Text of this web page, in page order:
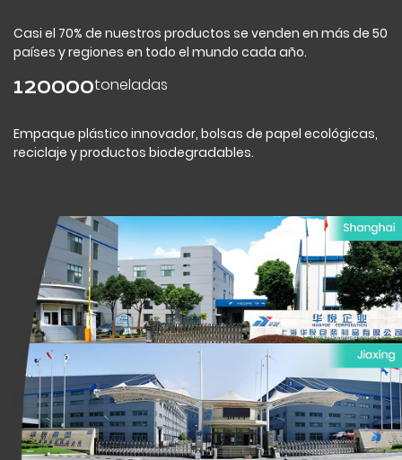
Casi el 70% de nuestros productos se venden en más de 50
países y regiones en todo el mundo cada año.
120000toneladas
Empaque plástico innovador, bolsas de papel ecológicas,
reciclaje y productos biodegradables.